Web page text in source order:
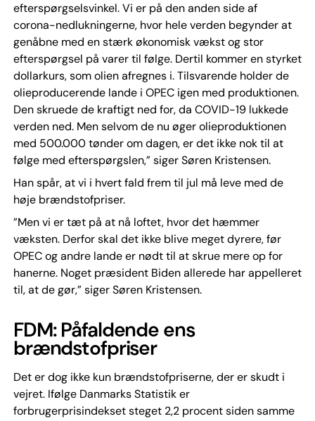
efterspørgselsvinkel. Vi er på den anden side af
corona-nedlukningerne, hvor hele verden begynder at
genåbne med en stærk økonomisk vækst og stor
efterspørgsel på varer til følge. Dertil kommer en styrket
dollarkurs, som olien afregnes i. Tilsvarende holder de
olieproducerende lande i OPEC igen med produktionen.
Den skruede de kraftigt ned for, da COVID-19 lukkede
verden ned. Men selvom de nu øger olieproduktionen
med 500.000 tønder om dagen, er det ikke nok til at
følge med efterspørgslen,” siger Søren Kristensen.
Han spår, at vi i hvert fald frem til jul må leve med de
høje brændstofpriser.
”Men vi er tæt på at nå loftet, hvor det hæmmer
væksten. Derfor skal det ikke blive meget dyrere, før
OPEC og andre lande er nødt til at skrue mere op for
hanerne. Noget præsident Biden allerede har appelleret
til, at de gør,” siger Søren Kristensen.
FDM: Påfaldende ens
brændstofpriser
Det er dog ikke kun brændstofpriserne, der er skudt i
vejret. Ifølge Danmarks Statistik er
forbrugerprisindekset steget 2,2 procent siden samme